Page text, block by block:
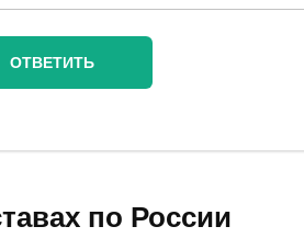
по России